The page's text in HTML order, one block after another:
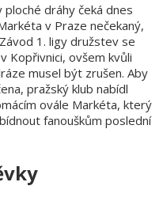
dráhy čeká dnes
v Praze nečekaný,
1. ligy družstev se
Kopřivnici, ovšem kvůli
musel být zrušen. Aby
pražský klub nabídl
ovále Markéta, který
fanouškům poslední